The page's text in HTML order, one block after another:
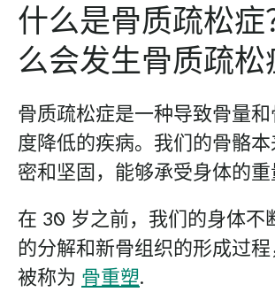
什么是骨质疏松症
么会发生骨质疏松
骨质疏松症是一种导致骨量
度降低的疾病。我们的骨骼
密和坚固，能够承受身体的重
在 30 岁之前，我们的身体不
的分解和新骨组织的形成过
被称为 骨重塑.